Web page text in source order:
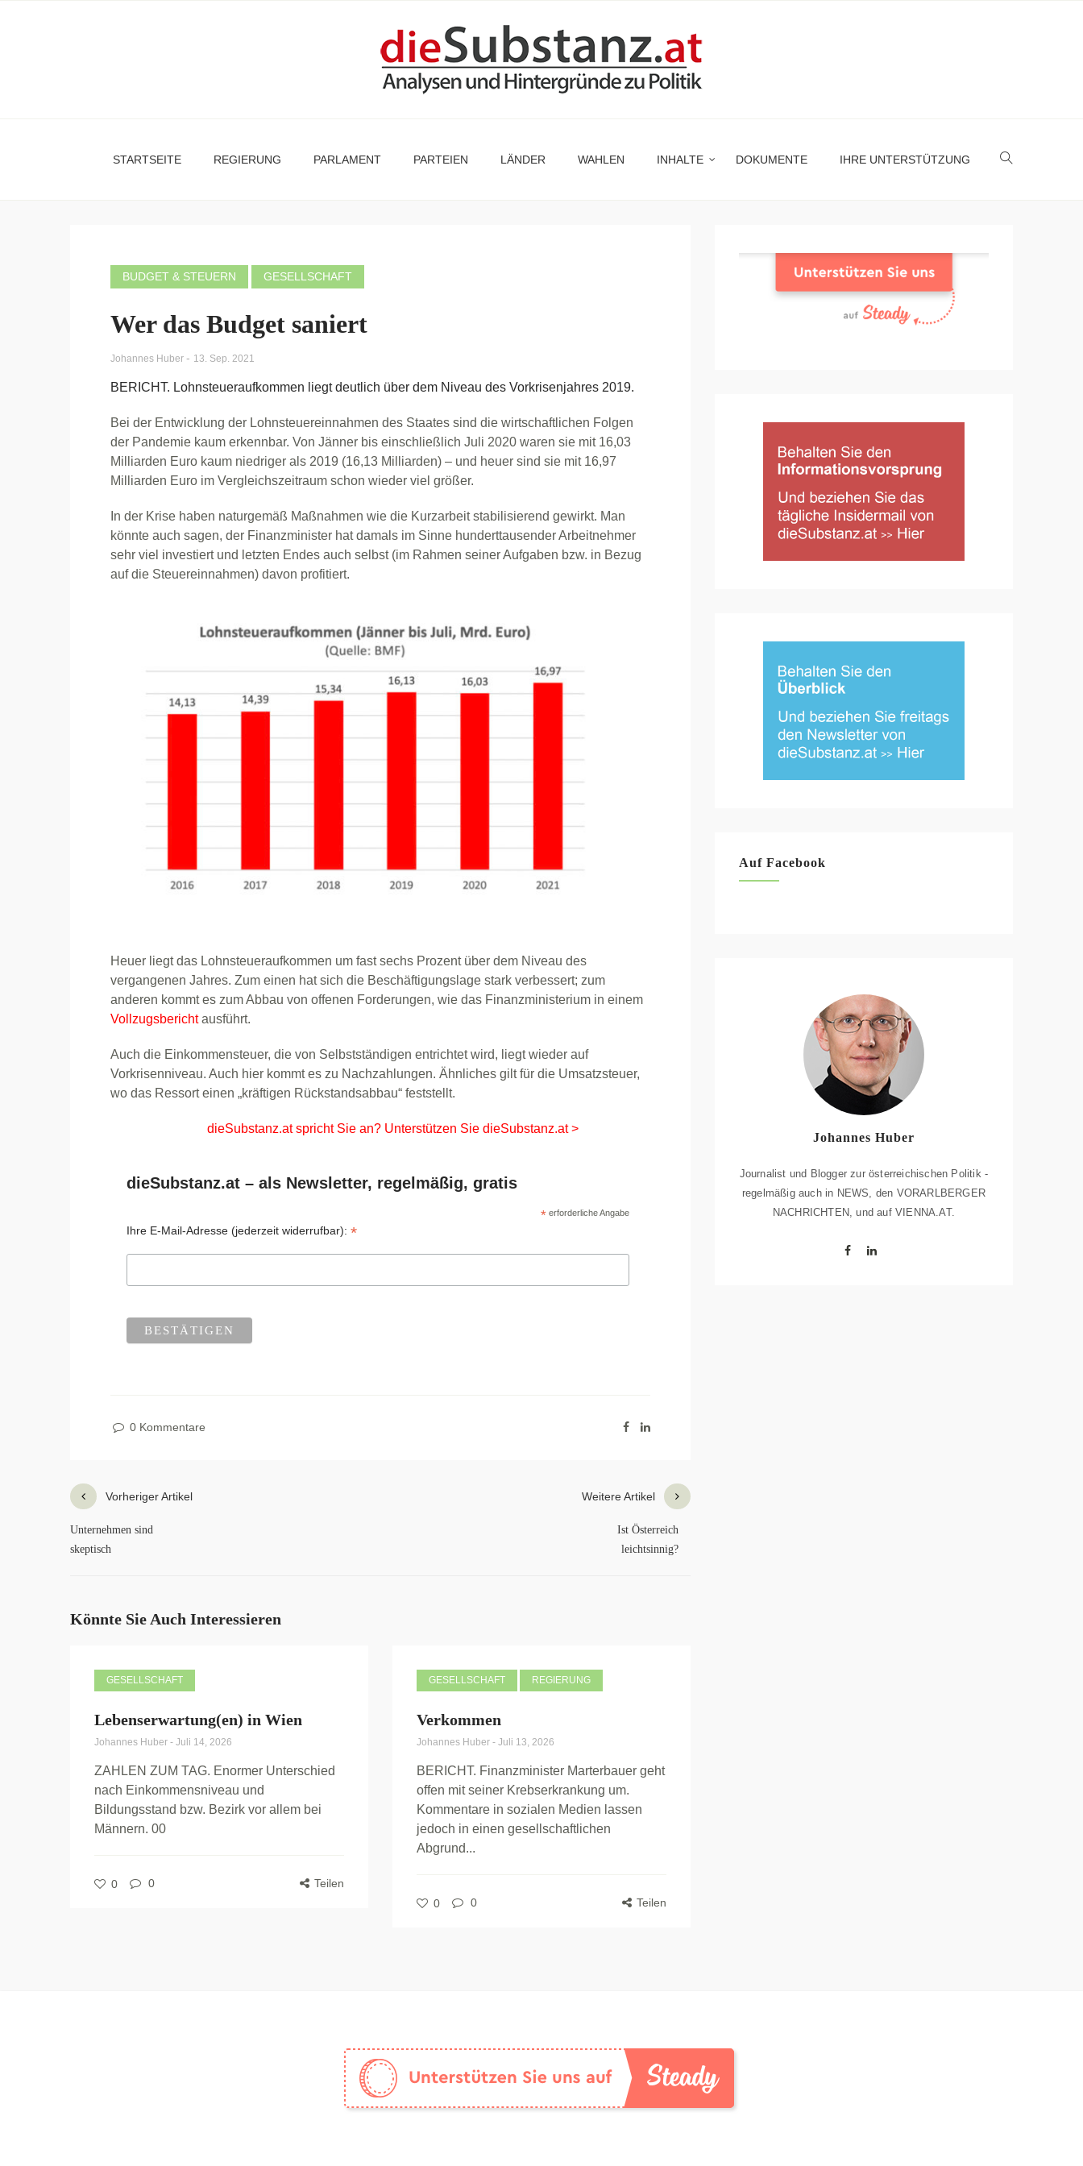
STARTSEITE REGIERUNG PARLAMENT PARTEIEN LÄNDER WAHLEN INHALTE DOKUMENTE IHRE UNTERSTÜTZUNG
BUDGET & STEUERN GESELLSCHAFT
Wer das Budget saniert
Johannes Huber - 13. Sep. 2021
BERICHT. Lohnsteueraufkommen liegt deutlich über dem Niveau des Vorkrisenjahres 2019.
Bei der Entwicklung der Lohnsteuereinnahmen des Staates sind die wirtschaftlichen Folgen
der Pandemie kaum erkennbar. Von Jänner bis einschließlich Juli 2020 waren sie mit 16,03
Milliarden Euro kaum niedriger als 2019 (16,13 Milliarden) – und heuer sind sie mit 16,97
Milliarden Euro im Vergleichszeitraum schon wieder viel größer.
In der Krise haben naturgemäß Maßnahmen wie die Kurzarbeit stabilisierend gewirkt. Man
könnte auch sagen, der Finanzminister hat damals im Sinne hunderttausender Arbeitnehmer
sehr viel investiert und letzten Endes auch selbst (im Rahmen seiner Aufgaben bzw. in Bezug
auf die Steuereinnahmen) davon profitiert.
Heuer liegt das Lohnsteueraufkommen um fast sechs Prozent über dem Niveau des
vergangenen Jahres. Zum einen hat sich die Beschäftigungslage stark verbessert; zum
anderen kommt es zum Abbau von offenen Forderungen, wie das Finanzministerium in einem
Vollzugsberichtausführt.
Auch die Einkommensteuer, die von Selbstständigen entrichtet wird, liegt wieder auf
Vorkrisenniveau. Auch hier kommt es zu Nachzahlungen. Ähnliches gilt für die Umsatzsteuer,
wo das Ressort einen „kräftigen Rückstandsabbau“ feststellt.
dieSubstanz.at spricht Sie an? Unterstützen Sie dieSubstanz.at >
dieSubstanz.at – als Newsletter, regelmäßig, gratis
* erforderliche Angabe
Ihre E-Mail-Adresse (jederzeit widerrufbar):*
0 Kommentare
Vorheriger Artikel
Unternehmen sind
skeptisch
Weitere Artikel
Ist Österreich
leichtsinnig?
Könnte Sie Auch Interessieren
GESELLSCHAFT
Lebenserwartung(en) in Wien
Johannes Huber - Juli 14, 2026
ZAHLEN ZUM TAG. Enormer Unterschied
nach Einkommensniveau und
Bildungsstand bzw. Bezirk vor allem bei
Männern. 00
0 0 Teilen
GESELLSCHAFT REGIERUNG
Verkommen
Johannes Huber - Juli 13, 2026
BERICHT. Finanzminister Marterbauer geht
offen mit seiner Krebserkrankung um.
Kommentare in sozialen Medien lassen
jedoch in einen gesellschaftlichen
Abgrund...
0 0 Teilen
Auf Facebook
Johannes Huber
Journalist und Blogger zur österreichischen Politik -
regelmäßig auch in NEWS, den VORARLBERGER
NACHRICHTEN, und auf VIENNA.AT.